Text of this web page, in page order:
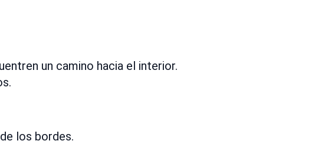
un camino hacia el interior.
los bordes.